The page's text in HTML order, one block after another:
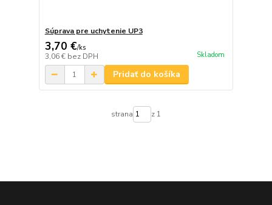
Súprava pre uchytenie UP3
3,70 €/ks
3,06 € bez DPH Skladom
Pridať do košíka
strana z 1